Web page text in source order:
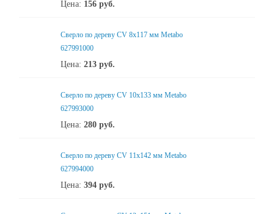
Цена: 156 руб.
Сверло по дереву CV 8x117 мм Metabo
627991000
Цена: 213 руб.
Сверло по дереву CV 10х133 мм Metabo
627993000
Цена: 280 руб.
Сверло по дереву CV 11x142 мм Metabo
627994000
Цена: 394 руб.